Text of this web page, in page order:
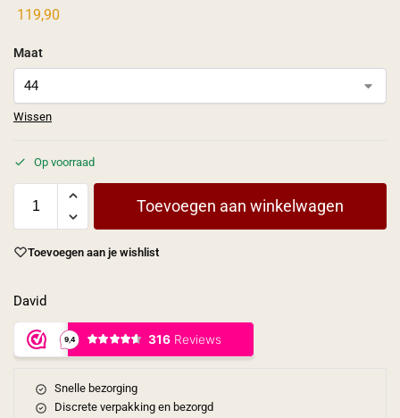
119,90
Maat
Wissen
Op voorraad
Toevoegen aan winkelwagen
Toevoegen aan je wishlist
David
Snelle bezorging
Discrete verpakking en bezorgd